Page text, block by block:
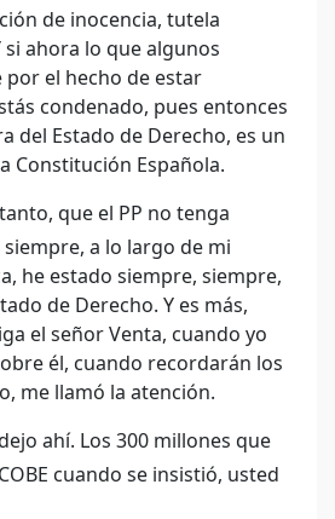
de inocencia, tutela
si ahora lo que algunos
el hecho de estar
condenado, pues entonces
del Estado de Derecho, es un
Constitución Española.
que el PP no tenga
a lo largo de mi
he estado siempre, siempre,
de Derecho. Y es más,
el señor Venta, cuando yo
él, cuando recordarán los
me llamó la atención.
ahí. Los 300 millones que
cuando se insistió, usted